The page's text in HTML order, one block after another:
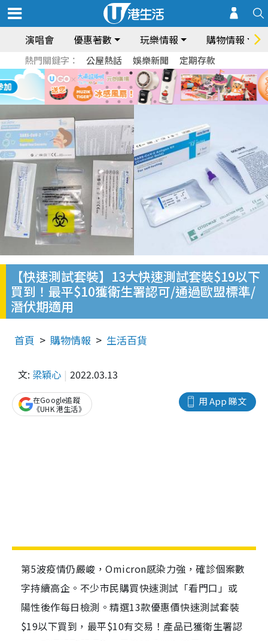
演唱會 優惠著數 玩樂情報 購物情報
熱門關鍵字： 公屋熱話 娛樂新聞 定期存款
【快速測試套裝】13大快速測試套裝$19以下
買到！最平$10獲衛生署認可/通過歐盟標準/
潛伏期適用
首頁 購物情報 生活百貨
文: 梁穎心 2022.03.13
用 App 睇文
在Google追蹤
《UHK 港生活》
第5波疫情仍嚴峻，Omicron感染力強，確診個案數
字持續高企。不少市民購買快速測試「看門口」或
陽性後作每日檢測。精選13款優惠價快速測試套裝
$19以下買到，最平$10有交易！產品已獲衛生署認